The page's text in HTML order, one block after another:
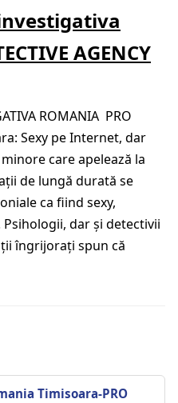
AGENCY
ROMANIA PRO
Sexy pe Internet, dar
care apelează la
de lungă durată se
ca fiind sexy,
dar şi detectivii
îngrijoraţi spun că
Timisoara-PRO